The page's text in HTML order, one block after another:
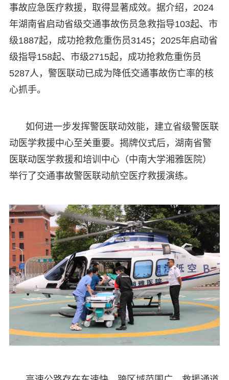
事故应急医疗救援，取得显著成效。据介绍，2024
年湖南省启动省级交通事故伤员急救指导103起、市
级1887起，成功抢救危重伤员3145；2025年启动省
级指导158起、市级2715起，成功抢救危重伤员
5287人，警医联动已成为降低交通事故伤亡率的核
心抓手。
如何进一步发挥警医联动效能，建立省级警医联
动医学救援中心至关重要。揭牌仪式后，湖南省警
医联动医学救援和培训中心（中南大学湘雅医院）
举行了交通事故警医联动航空医疗救援演练。